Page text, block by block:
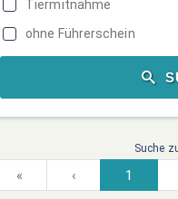
Tiermitnahme
ohne Führerschein
Suche
« ‹ 1